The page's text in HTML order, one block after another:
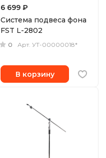
6 699 ₽
Система подвеса фона
FST L-2802
0 Арт. УТ-00000018*
В корзину